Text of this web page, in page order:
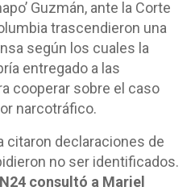
Guzmán, ante la Corte
trascendieron una
según los cuales la
entregado a las
cooperar sobre el caso
narcotráfico.
citaron declaraciones de
no ser identificados.
consultó a Mariel